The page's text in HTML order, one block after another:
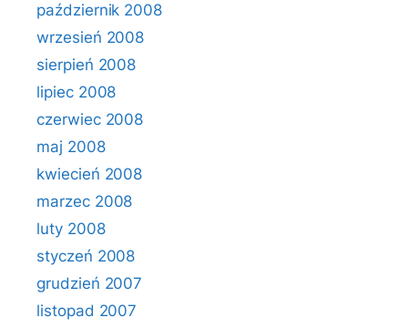
październik 2008
wrzesień 2008
sierpień 2008
lipiec 2008
czerwiec 2008
maj 2008
kwiecień 2008
marzec 2008
luty 2008
styczeń 2008
grudzień 2007
listopad 2007